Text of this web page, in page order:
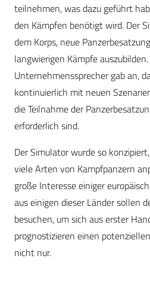
teilnehmen, was dazu geführt
den Kämpfen benötigt wird. Der
dem Korps, neue
langwierigen Kämpfe
Unternehmenssprecher gab an,
kontinuierlich mit neuen
die Teilnahme der
erforderlich sind.
Der Simulator wurde so
viele Arten von Kampfpanzern
große Interesse einiger
aus einigen dieser Länder sollen
besuchen, um sich aus erster
prognostizieren einen
nicht nur.